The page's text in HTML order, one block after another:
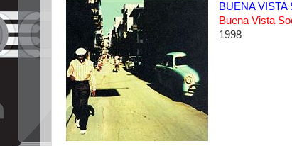
BUENA VISTA
Buena Vista
1998